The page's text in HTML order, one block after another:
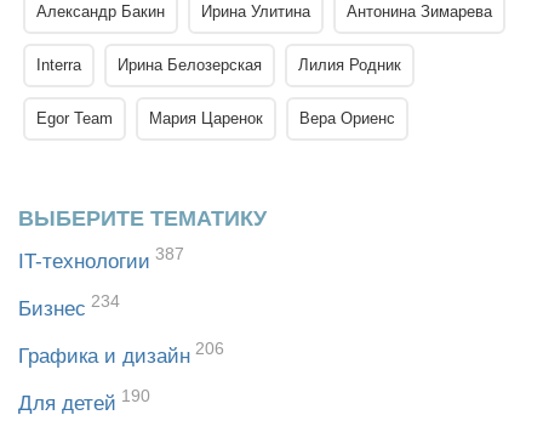
Александр Бакин Ирина Улитина Антонина Зимарева
Interra Ирина Белозерская Лилия Родник
Egor Team Мария Царенок Вера Ориенс
ВЫБЕРИТЕ ТЕМАТИКУ
IT-технологии 387
Бизнес 234
Графика и дизайн 206
Для детей 190